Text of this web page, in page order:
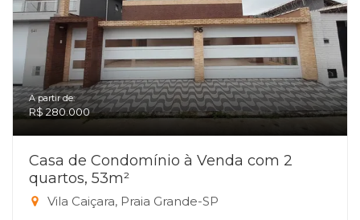
A partir de:
R$ 280.000
Casa de Condomínio à Venda com 2
quartos, 53m²
Vila Caiçara, Praia Grande-SP